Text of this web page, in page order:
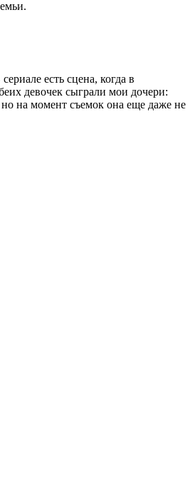
есть сцена, когда в
девочек сыграли мои дочери:
на момент съемок она еще даже не